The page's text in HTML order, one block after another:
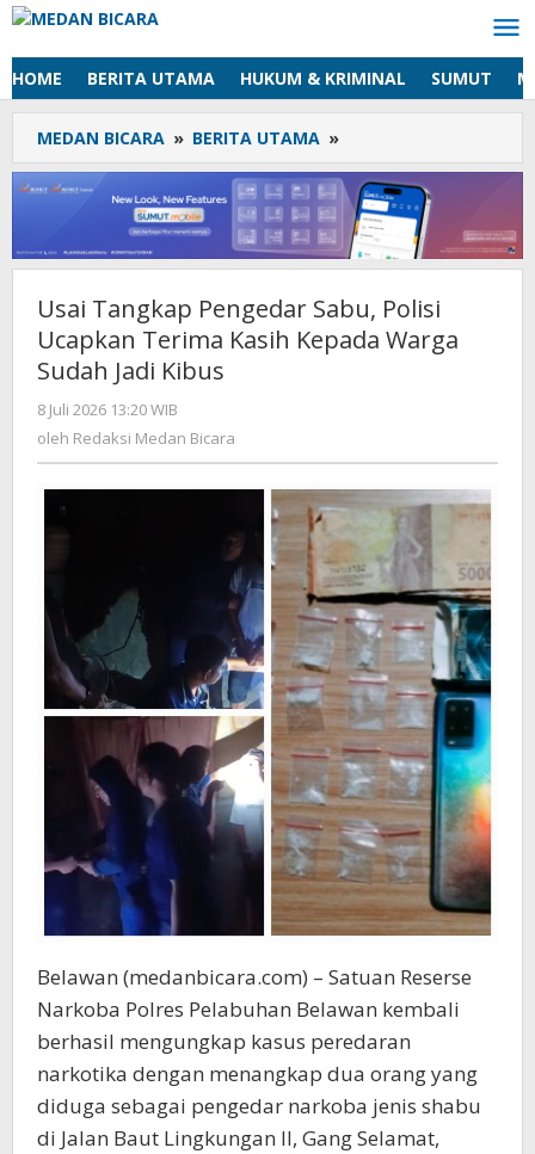
Lewati
konten
HOME BERITA UTAMA HUKUM & KRIMINAL SUMUT
MEDAN BICARA » BERITA UTAMA »
Tangkap
Pengedar
Sabu,
Polisi
Ucapkan
Kasih
Kepada
Usai Tangkap Pengedar Sabu, Polisi
Ucapkan Terima Kasih Kepada Warga
Sudah Jadi Kibus
8 Juli 2026 13:20 WIB
Redaksi
oleh Redaksi Medan Bicara
Belawan (medanbicara.com) – Satuan Reserse
Narkoba Polres Pelabuhan Belawan kembali
berhasil mengungkap kasus peredaran
narkotika dengan menangkap dua orang yang
diduga sebagai pengedar narkoba jenis shabu
di Jalan Baut Lingkungan II, Gang Selamat,